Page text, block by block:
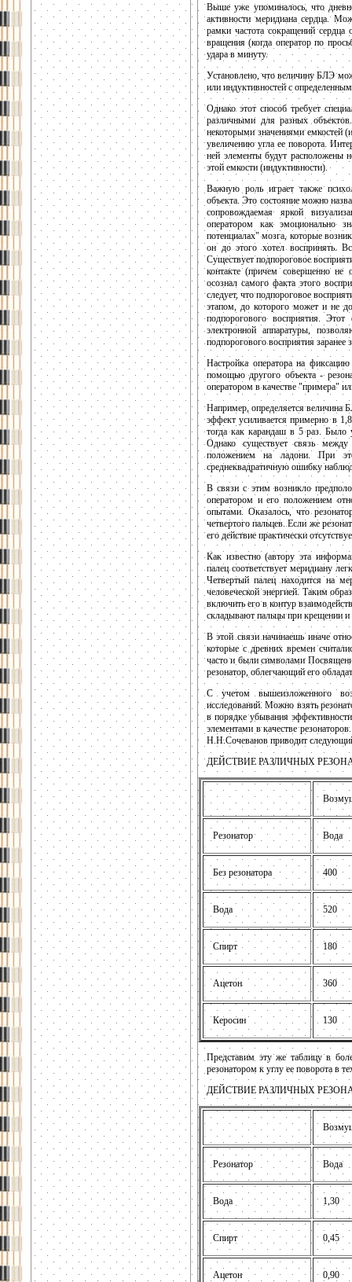
Выше уже упоминалось, что
активности меридиана сердца.
рамки частота сокращений
вращения (когда оператор по
удара в минуту.
Установлено, что величину БЛЭ
или индуктивностей с
Однако этот способ требует
различными для разных
некоторыми значениями емкостей
увеличению угла ее поворота.
ней элементы будут расположены
этой емкости (индуктивности).
Важную роль играет также
объекта. Это состояние можно
сопровождаемая яркой
оператором как эмоционально
потенциалах" мозга, которые
он до этого хотел воспринять.
Существует подпороговое
контакте (причем совершенно не
осознал самого факта этого
следует, что подпороговое
этапом, до которого может и не
подпорогового восприятия.
электронной аппаратуры,
подпорогового восприятия
Настройка оператора на
помощью другого объекта -
оператором в качестве "примера"
Например, определяется величина
эффект усиливается примерно в
тогда как карандаш в 5 раз. Было
Однако существует связь между
положением на ладони. При
среднеквадратичную ошибку
В связи с этим возникло
оператором и его положением
опытами. Оказалось, что
четвертого пальцев. Если же
его действие практически
Как известно (автору эта
палец соответствует меридиану
Четвертый палец находится на
человеческой энергией. Таким
включить его в контур
складывают пальцы при крещении и
В этой связи начинаешь иначе
которые с древних времен
часто и были символами
резонатор, облегчающий его
С учетом вышеизложенного
исследований. Можно взять
в порядке убывания
элементами в качестве
Н.Н.Сочеванов приводит
ДЕЙСТВИЕ РАЗЛИЧНЫХ
Резонатор Вода
Без резонатора 400
Вода 520
Спирт 180
Ацетон 360
Керосин 130
Представим эту же таблицу в
резонатором к углу ее поворота в
ДЕЙСТВИЕ РАЗЛИЧНЫХ
Резонатор Вода
Вода 1,30
Спирт 0,45
Ацетон 0,90